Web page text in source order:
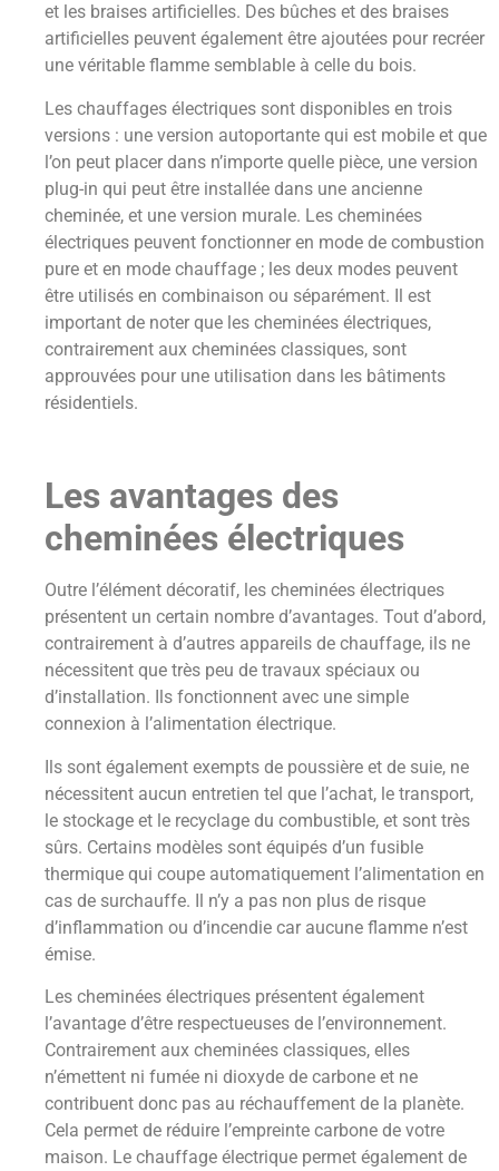
et les braises artificielles. Des bûches et des braises
artificielles peuvent également être ajoutées pour recréer
une véritable flamme semblable à celle du bois.
Les chauffages électriques sont disponibles en trois
versions : une version autoportante qui est mobile et que
l’on peut placer dans n’importe quelle pièce, une version
plug-in qui peut être installée dans une ancienne
cheminée, et une version murale. Les cheminées
électriques peuvent fonctionner en mode de combustion
pure et en mode chauffage ; les deux modes peuvent
être utilisés en combinaison ou séparément. Il est
important de noter que les cheminées électriques,
contrairement aux cheminées classiques, sont
approuvées pour une utilisation dans les bâtiments
résidentiels.
Les avantages des
cheminées électriques
Outre l’élément décoratif, les cheminées électriques
présentent un certain nombre d’avantages. Tout d’abord,
contrairement à d’autres appareils de chauffage, ils ne
nécessitent que très peu de travaux spéciaux ou
d’installation. Ils fonctionnent avec une simple
connexion à l’alimentation électrique.
Ils sont également exempts de poussière et de suie, ne
nécessitent aucun entretien tel que l’achat, le transport,
le stockage et le recyclage du combustible, et sont très
sûrs. Certains modèles sont équipés d’un fusible
thermique qui coupe automatiquement l’alimentation en
cas de surchauffe. Il n’y a pas non plus de risque
d’inflammation ou d’incendie car aucune flamme n’est
émise.
Les cheminées électriques présentent également
l’avantage d’être respectueuses de l’environnement.
Contrairement aux cheminées classiques, elles
n’émettent ni fumée ni dioxyde de carbone et ne
contribuent donc pas au réchauffement de la planète.
Cela permet de réduire l’empreinte carbone de votre
maison. Le chauffage électrique permet également de